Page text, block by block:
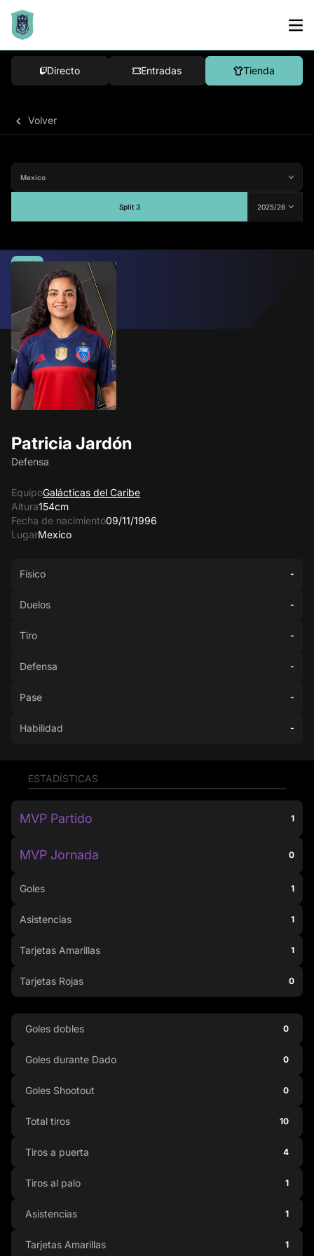
Directo Entradas Tienda
Volver
Split 3
Patricia Jardón
Defensa
EquipoGalácticas del Caribe
Altura154cm
Fecha de nacimiento09/11/1996
LugarMexico
Media
Físico -
Duelos -
Tiro -
Defensa -
Pase -
Habilidad -
ESTADÍSTICAS
MVP Partido 1
MVP Jornada 0
Goles 1
Asistencias 1
Tarjetas Amarillas 1
Tarjetas Rojas 0
Goles dobles 0
Goles durante Dado 0
Goles Shootout 0
Total tiros 10
Tiros a puerta 4
Tiros al palo 1
Asistencias 1
Tarjetas Amarillas 1